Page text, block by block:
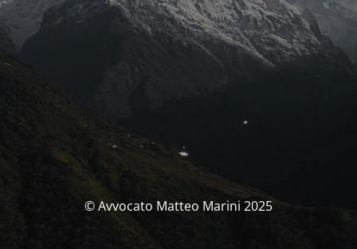
© Avvocato Matteo Marini 2025